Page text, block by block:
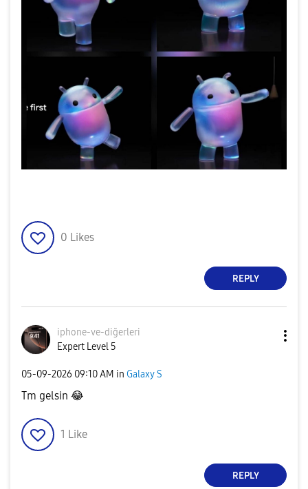
0 Likes
REPLY
iphone-ve-diğerleri
Expert Level 5
‎05-09-2026 09:10 AM in Galaxy S
Tm gelsin 😂
1 Like
REPLY